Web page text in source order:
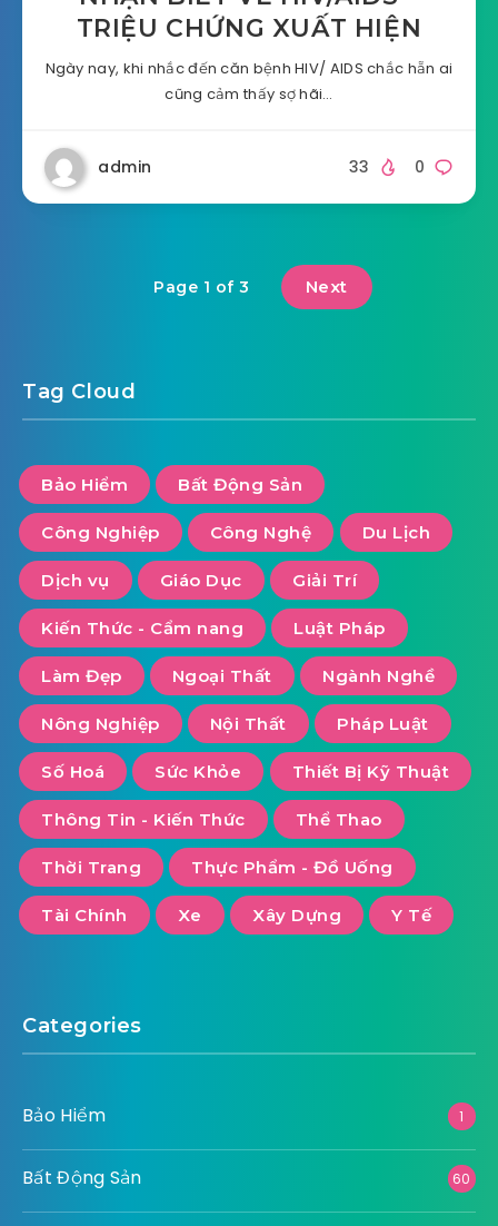
TRIỆU CHỨNG XUẤT HIỆN
Ngày nay, khi nhắc đến căn bệnh HIV/ AIDS chắc hẵn ai
cũng cảm thấy sợ hãi…
admin 0
33
Page 1 of 3 Next
Tag Cloud
Bảo Hiểm Bất Động Sản
Công Nghiệp Công Nghệ Du Lịch
Dịch vụ Giáo Dục Giải Trí
Kiến Thức - Cẩm nang Luật Pháp
Làm Đẹp Ngoại Thất Ngành Nghề
Nông Nghiệp Nội Thất Pháp Luật
Số Hoá Sức Khỏe Thiết Bị Kỹ Thuật
Thông Tin - Kiến Thức Thể Thao
Thời Trang Thực Phẩm - Đồ Uống
Tài Chính Xe Xây Dựng Y Tế
Categories
Bảo Hiểm 1
Bất Động Sản 60